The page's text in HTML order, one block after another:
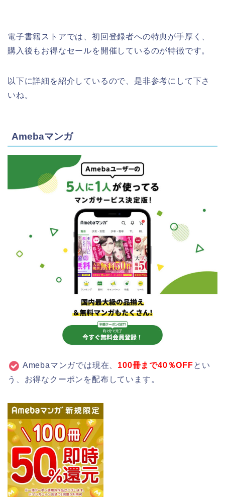
電子書籍ストアでは、初回登録者への特典が手厚く、
購入後もお得なセールを開催しているのが特徴です。
以下に詳細を紹介しているので、是非参考にして下さ
いね。
Amebaマンガ
Amebaマンガでは現在、 100冊まで40％OFFとい
う、お得なクーポンを配布しています。